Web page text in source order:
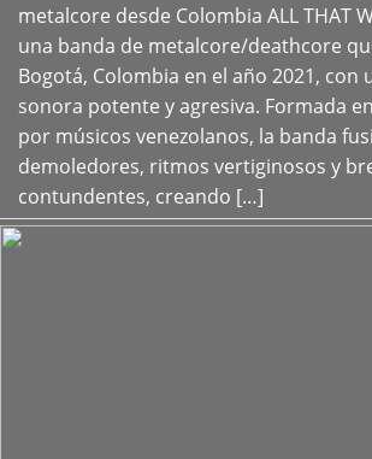
metalcore desde Colombia ALL THAT
una banda de metalcore/deathcore
Bogotá, Colombia en el año 2021, con
sonora potente y agresiva. Formada
por músicos venezolanos, la banda
demoledores, ritmos vertiginosos y
contundentes, creando […]
+